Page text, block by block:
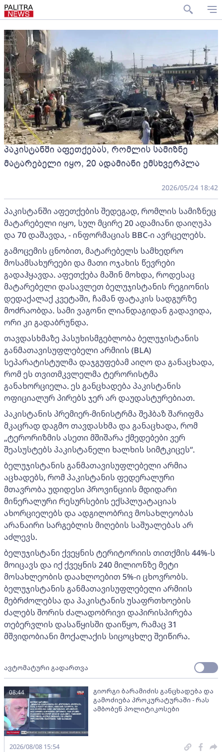
პაკისტანში აფეთქებას, რომლის სამიზნე
მატარებელი იყო, 20 ადამიანი ემსხვერპლა
2026/05/24 18:42
პაკისტანში აფეთქების შედეგად, რომლის სამიზნეც
მატარებელი იყო, სულ მცირე 20 ადამიანი დაიღუპა
და 70 დაშავდა, - ინფორმაციას BBC-ი ავრცელებს.
გამოცემის ცნობით, მატარებელს სამხედრო
მოსამსახურეები და მათი ოჯახის წევრები
გადაჰყავდა. აფეთქება მაშინ მოხდა, როდესაც
მატარებელი დასავლეთ ბელუჯისტანის რეგიონის
დედაქალაქ კვეტაში, ჩამან ფატაკის სადგურზე
მოძრაობდა. სამი ვაგონი ლიანდაგიდან გადავიდა,
ორი კი გადაბრუნდა.
თავდასხმაზე პასუხისმგებლობა ბელუჯისტანის
განმათავისუფლებელი არმიის (BLA)
სეპარატისტულმა დაჯგუფებამ აიღო და განაცხადა,
რომ ეს თვითმკვლელმა ტერორისტმა
განახორციელა. ეს განცხადება პაკისტანის
ოფიციალურ პირებს ჯერ არ დაუდასტურებიათ.
პაკისტანის პრემიერ-მინისტრმა შეჰბაზ შარიფმა
მკაცრად დაგმო თავდასხმა და განაცხადა, რომ
„ტერორიზმის ასეთი მშიშარა ქმედებები ვერ
შეასუსტებს პაკისტანელი ხალხის სიმტკიცეს“.
ბელუჯისტანის განმათავისუფლებელი არმია
აცხადებს, რომ პაკისტანის ფედერალური
მთავრობა უდიდესი პროვინციის მდიდარი
მინერალური რესურსების ექსპლუატაციას
ახორციელებს და ადგილობრივ მოსახლეობას
არანაირი სარგებლის მიღების საშუალებას არ
აძლევს.
ბელუჯისტანი ქვეყნის ტერიტორიის თითქმის 44%-ს
მოიცავს და იქ ქვეყნის 240 მილიონზე მეტი
მოსახლეობის დაახლოებით 5%-ი ცხოვრობს.
ბელუჯისტანის განმათავისუფლებელი არმიის
მებრძოლებსა და პაკისტანის უსაფრთხოების
ძალებს შორის ძალადობრივი დაპირისპირება
თებერვლის დასაწყისში დაიწყო, რამაც 31
მშვიდობიანი მოქალაქის სიცოცხლე შეიწირა.
ავტომატური გადართვა
გიორგი ბარამიძის განცხადება და
გამოძიება პროკურატურაში - რას
ამბობენ პოლიტიკოსები
08:44
2026/08/08 15:54